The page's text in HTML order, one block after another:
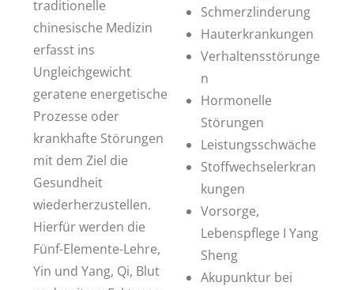
traditionelle
chinesische Medizin
erfasst ins
Ungleichgewicht
geratene energetische
Prozesse oder
krankhafte Störungen
mit dem Ziel die
Gesundheit
wiederherzustellen.
Hierfür werden die
Fünf-Elemente-Lehre,
Yin und Yang, Qi, Blut
Schmerzlinderung
Hauterkrankungen
Verhaltensstörunge
n
Hormonelle
Störungen
Leistungsschwäche
Stoffwechselerkran
kungen
Vorsorge,
Lebenspflege I Yang
Sheng
Akupunktur bei